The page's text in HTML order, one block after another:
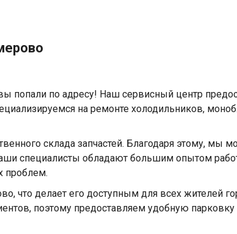
попали по адресу! Наш сервисный центр
на ремонте холодильников,
склада запчастей. Благодаря этому, мы
специалисты обладают большим опытом
проблем.
что делает его доступным для всех жителей
поэтому предоставляем удобную парковку